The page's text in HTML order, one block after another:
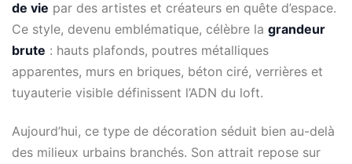
de vie par des artistes et créateurs en quête d’espace.
Ce style, devenu emblématique, célèbre la grandeur
brute : hauts plafonds, poutres métalliques
apparentes, murs en briques, béton ciré, verrières et
tuyauterie visible définissent l’ADN du loft.
Aujourd’hui, ce type de décoration séduit bien au-delà
des milieux urbains branchés. Son attrait repose sur